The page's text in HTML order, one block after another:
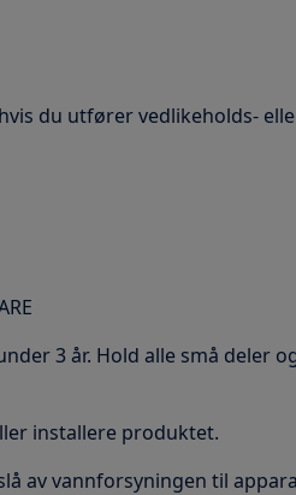
du utfører vedlikeholds-
3 år. Hold alle små deler
installere produktet.
av vannforsyningen til